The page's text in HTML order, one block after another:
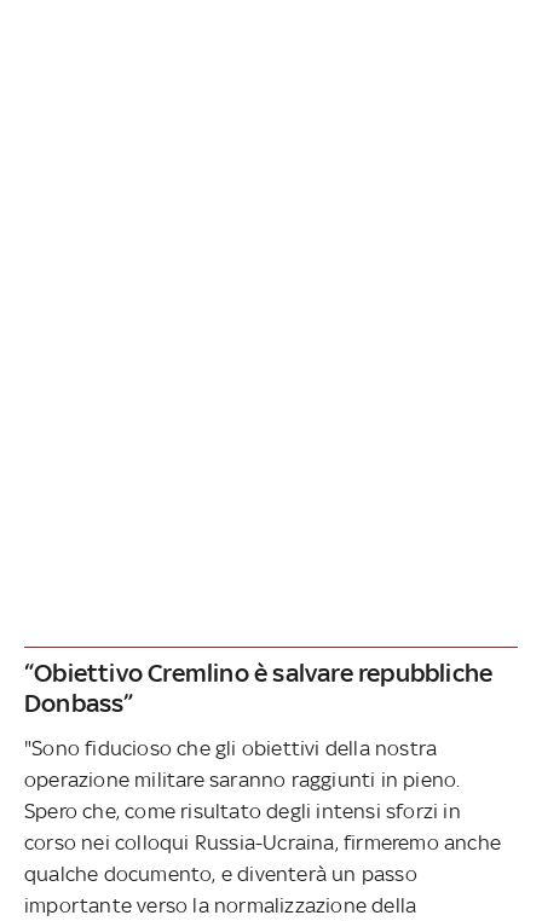
“Obiettivo Cremlino è salvare repubbliche
Donbass”
"Sono fiducioso che gli obiettivi della nostra
operazione militare saranno raggiunti in pieno.
Spero che, come risultato degli intensi sforzi in
corso nei colloqui Russia-Ucraina, firmeremo anche
qualche documento, e diventerà un passo
importante verso la normalizzazione della